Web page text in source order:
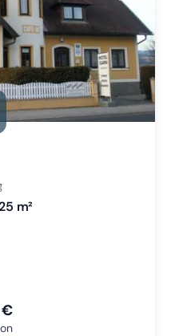
Slide 1 wechseln
Slide 2 wechseln
Slide 3 wechseln
m²
€